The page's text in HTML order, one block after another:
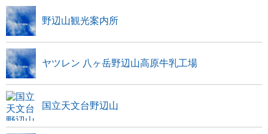
野辺山観光案内所
ヤツレン 八ヶ岳野辺山高原牛乳工場
国立天文台野辺山